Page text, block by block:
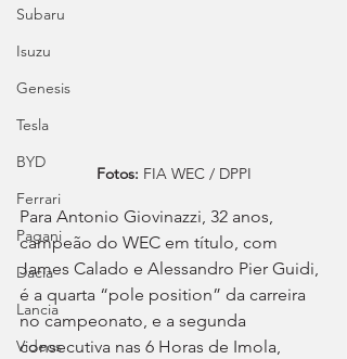
Subaru
Isuzu
Genesis
Tesla
BYD
Ferrari
Pagani
Dacia
Lancia
Videos
Fotos: FIA WEC / DPPI
Para Antonio Giovinazzi, 32 anos,
campeão do WEC em título, com
James Calado e Alessandro Pier Guidi,
é a quarta “pole position” da carreira
no campeonato, e a segunda
consecutiva nas 6 Horas de Imola,